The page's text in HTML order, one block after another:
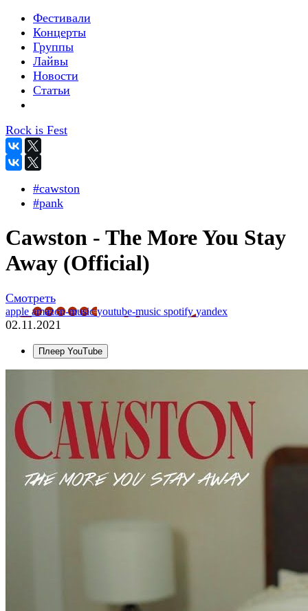
Фестивали
Концерты
Группы
Лайвы
Новости
Статьи
Rock is Fest
#cawston
#pank
Cawston - The More You Stay
Away (Official)
Смотреть
apple amazon-musicyoutube-music spotifyyandex
02.11.2021
Плеер YouTube